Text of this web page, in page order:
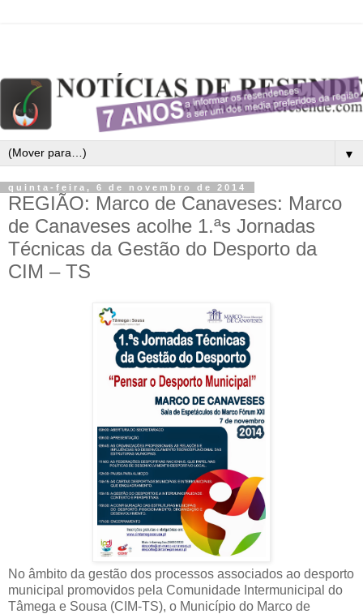
▼
quinta-feira, 6 de novembro de 2014
REGIÃO: Marco de Canaveses: Marco
de Canaveses acolhe 1.ªs Jornadas
Técnicas da Gestão do Desporto da
CIM – TS
No âmbito da gestão dos processos associados ao desporto
municipal promovidos pela Comunidade Intermunicipal do
Tâmega e Sousa (CIM-TS), o Município do Marco de